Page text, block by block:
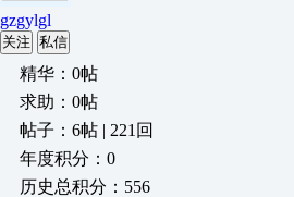
gzgylgl
关注 私信
精华：0帖
求助：0帖
帖子：6帖 | 221回
年度积分：0
历史总积分：556